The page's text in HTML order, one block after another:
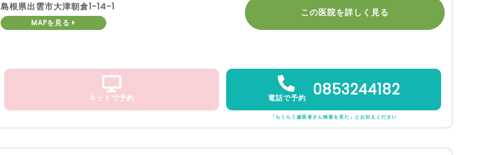
島根県出雲市大津朝倉1-14-1
MAPを見る
この医院を詳しく見る
ネットで予約 電話で予約 0853244182
「らくらく歯医者さん検索を見た」とお伝えください